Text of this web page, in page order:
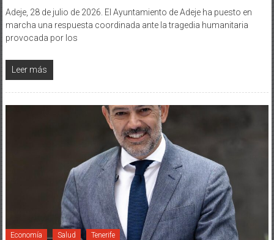
Adeje, 28 de julio de 2026. El Ayuntamiento de Adeje ha puesto en
marcha una respuesta coordinada ante la tragedia humanitaria
provocada por los
Leer más
Economía Salud Tenerife